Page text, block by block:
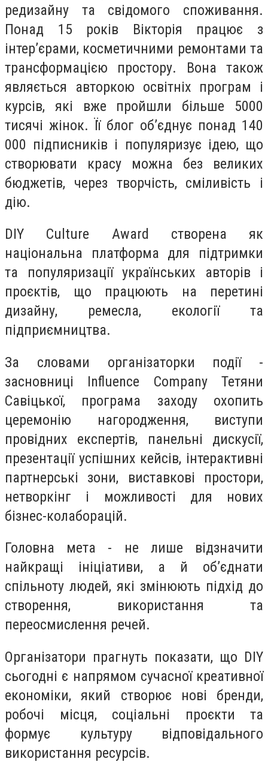
редизайну та свідомого споживання.
Понад 15 років Вікторія працює з
інтер’єрами, косметичними ремонтами та
трансформацією простору. Вона також
являється авторкою освітніх програм і
курсів, які вже пройшли більше 5000
тисячі жінок. Її блог об’єднує понад 140
000 підписників і популяризує ідею, що
створювати красу можна без великих
бюджетів, через творчість, сміливість і
дію.
DIY Culture Award створена як
національна платформа для підтримки
та популяризації українських авторів і
проєктів, що працюють на перетині
дизайну, ремесла, екології та
підприємництва.
За словами організаторки події -
засновниці Influence Company Тетяни
Савіцької, програма заходу охопить
церемонію нагородження, виступи
провідних експертів, панельні дискусії,
презентації успішних кейсів, інтерактивні
партнерські зони, виставкові простори,
нетворкінг і можливості для нових
бізнес-колаборацій.
Головна мета - не лише відзначити
найкращі ініціативи, а й об’єднати
спільноту людей, які змінюють підхід до
створення, використання та
переосмислення речей.
Організатори прагнуть показати, що DIY
сьогодні є напрямом сучасної креативної
економіки, який створює нові бренди,
робочі місця, соціальні проєкти та
формує культуру відповідального
використання ресурсів.